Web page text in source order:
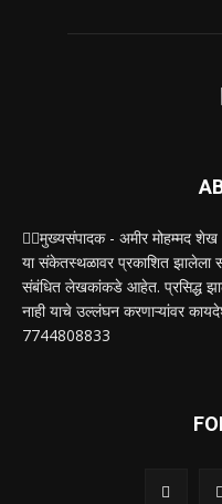
✍🏻मुख्यसंपादक - अमीर मोहम्मद शेख
या संकेतस्थळावर प्रकाशित झालेला
संबंधित लेखकांकडे आहेत. प्रसिद्ध
नाही याचे उल्लंघन करणाऱ्यांवर
7744808833